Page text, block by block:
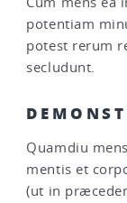
potentiam
potest rerum
secludunt.
Quamdiu
mentis et
(ut in